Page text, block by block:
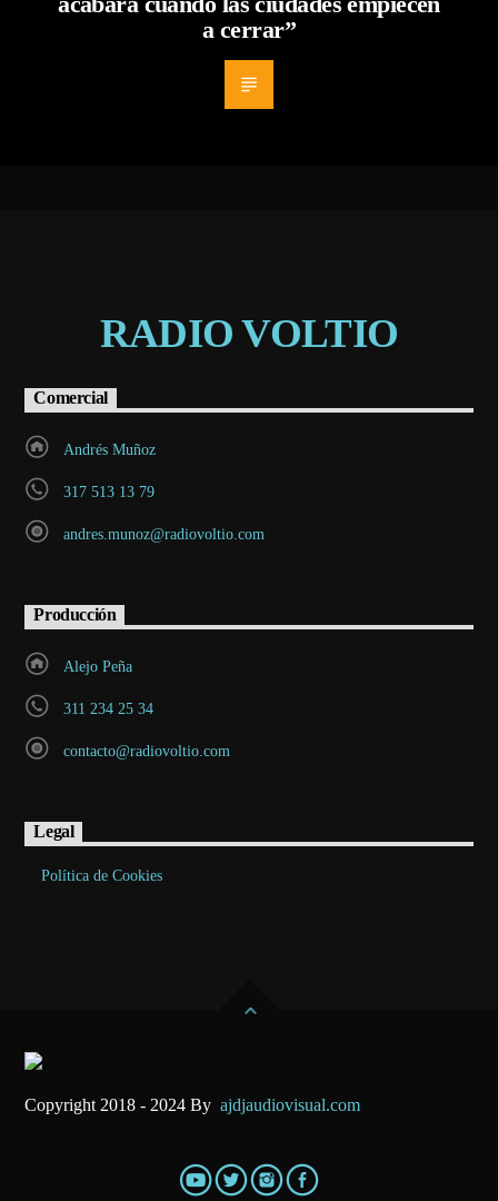
a cerrar”
RADIO VOLTIO
Comercial
Andrés Muñoz
317 513 13 79
andres.munoz@radiovoltio.com
Producción
Alejo Peña
311 234 25 34
contacto@radiovoltio.com
Legal
Política de Cookies
Copyright 2018 - 2024 Byajdjaudiovisual.com